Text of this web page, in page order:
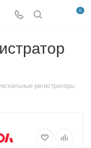
0
регистраторы